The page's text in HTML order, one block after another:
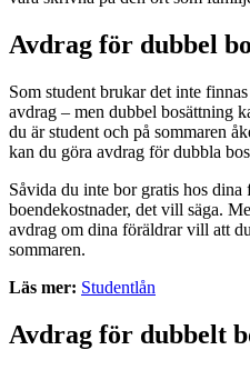
Avdrag för dubbel
Som student brukar det inte
avdrag – men dubbel bosättning
du är student och på sommaren
kan du göra avdrag för dubbla
Såvida du inte bor gratis hos
boendekostnader, det vill säga.
avdrag om dina föräldrar vill att
sommaren.
Läs mer: Studentlån
Avdrag för dubbelt